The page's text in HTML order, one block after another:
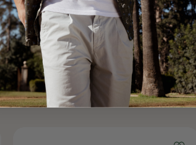
ΜΠΛΟΥΖΑ ESSENTIAL T-SHIRT REGULAR
FIT
€35,00
€21,00
+ 16 Colors
Sustainable Cotton